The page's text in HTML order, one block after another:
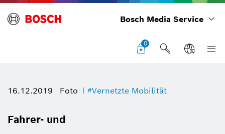
Bosch Media Service
0
16.12.2019 Foto #Vernetzte Mobilität
Fahrer- und